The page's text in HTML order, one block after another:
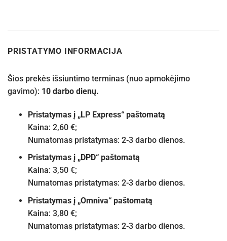
PRISTATYMO INFORMACIJA
Šios prekės išsiuntimo terminas (nuo apmokėjimo
gavimo): 10 darbo dienų.
Pristatymas į „LP Express“ paštomatą
Kaina: 2,60 €;
Numatomas pristatymas: 2-3 darbo dienos.
Pristatymas į „DPD“ paštomatą
Kaina: 3,50 €;
Numatomas pristatymas: 2-3 darbo dienos.
Pristatymas į „Omniva“ paštomatą
Kaina: 3,80 €;
Numatomas pristatymas: 2-3 darbo dienos.